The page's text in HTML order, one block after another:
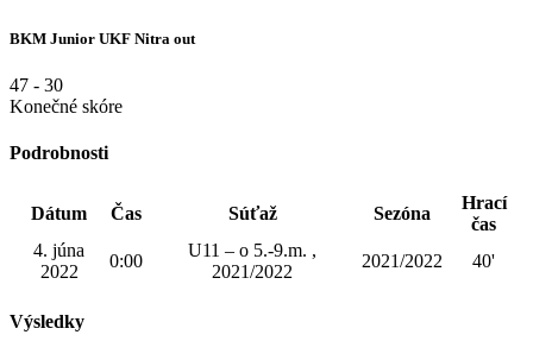
BKM Junior UKF Nitra out
47 - 30
Konečné skóre
Podrobnosti
Dátum Čas Súťaž Sezóna
Hrací
čas
4. júna
2022
0:00
U11 – o 5.-9.m. ,
2021/2022
2021/2022 40'
Výsledky